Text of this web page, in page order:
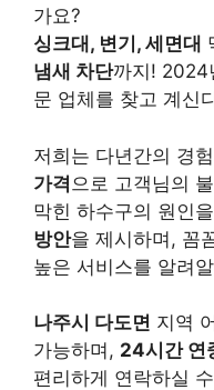
가요?
싱크대, 변기, 세면대
냄새 차단까지! 2024
문 업체를 찾고 계신
저희는 다년간의 경
가격 으로 고객님의
막힌 하수구의 원인
방안을 제시하며, 꼼
높은 서비스를 알려
나주시 다도면 지역
가능하며, 24시간 연
편리하게 연락하실